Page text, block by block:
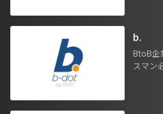
b.
BtoB企
スマン